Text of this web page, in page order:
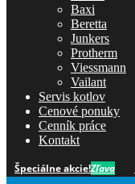
Baxi
Beretta
Junkers
Protherm
Viessmann
Vailant
Servis kotlov
Cenové ponuky
Cenník práce
Kontakt
Špeciálne akcie!Zľava